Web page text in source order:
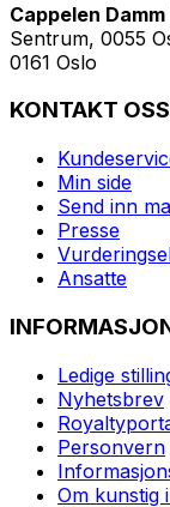
Cappelen Damm
Sentrum, 0055
0161 Oslo
KONTAKT OSS
Min side
Send inn
Presse
Ansatte
Ledige
Nyhetsbrev
Personvern
Om kunstig